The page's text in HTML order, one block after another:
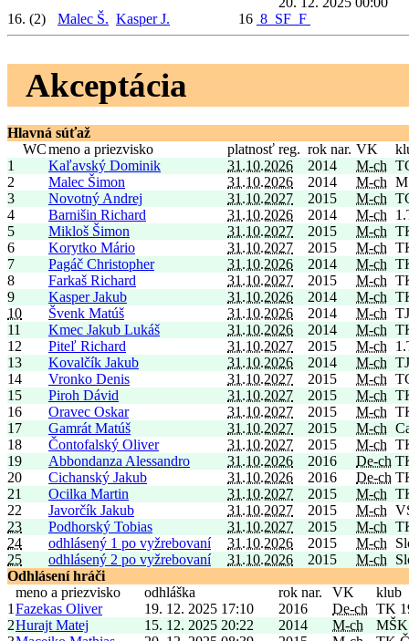
16. (2) Malec Š. Kasper J. 16 8 SF F
Akceptácia
Hlavná súťaž
WCmeno a priezvisko platnosť reg. rok nar. VK
1
Kaľavský Dominik 31.10.2026 2014 M-ch
2
Malec Šimon 31.10.2026 2014 M-ch
3
Novotný Andrej 31.10.2027 2015 M-ch
4
Barnišin Richard 31.10.2026 2014 M-ch
5
Mikloš Šimon 31.10.2027 2015 M-ch
6
Korytko Mário 31.10.2027 2015 M-ch
7
Pagáč Christopher 31.10.2026 2014 M-ch
8
Farkaš Richard 31.10.2027 2015 M-ch
9
Kasper Jakub 31.10.2026 2014 M-ch
10
Švenk Matúš 31.10.2026 2014 M-ch
11
Kmec Jakub Lukáš 31.10.2026 2014 M-ch
12
Piteľ Richard 31.10.2027 2015 M-ch
13
Kovalčík Jakub 31.10.2026 2014 M-ch
14
Vronko Denis 31.10.2027 2015 M-ch
15
Piroh Dávid 31.10.2027 2015 M-ch
16
Oravec Oskar 31.10.2027 2015 M-ch
17
Gamrát Matúš 31.10.2027 2015 M-ch
18
Čontofalský Oliver 31.10.2027 2015 M-ch
19
Abbondanza Alessandro 31.10.2026 2016 De-ch
20
Cichanský Jakub 31.10.2026 2016 De-ch
21
Ocilka Martin 31.10.2027 2015 M-ch
22
Javorčík Jakub 31.10.2027 2015 M-ch
23
Podhorský Tobias 31.10.2027 2015 M-ch
24
odhlásený 1 po vyžrebovaní 31.10.2026 2015 M-ch
25
odhlásený 2 po vyžrebovaní 31.10.2026 2015 M-ch
Odhlásení hráči
meno a priezvisko
odhláška rok nar. VK
klub
1 Fazekas Oliver 19. 12. 2025 17:10 2016 De-ch TK
2Hurajt Matej 15. 12. 2025 20:22 2014 M-ch
MŠK